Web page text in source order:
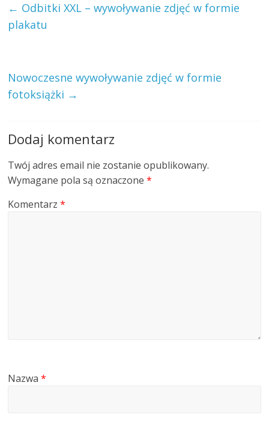
← Odbitki XXL – wywoływanie zdjęć w formie
plakatu
Nowoczesne wywoływanie zdjęć w formie
fotoksiążki →
Dodaj komentarz
Twój adres email nie zostanie opublikowany.
Wymagane pola są oznaczone*
Komentarz*
Nazwa*